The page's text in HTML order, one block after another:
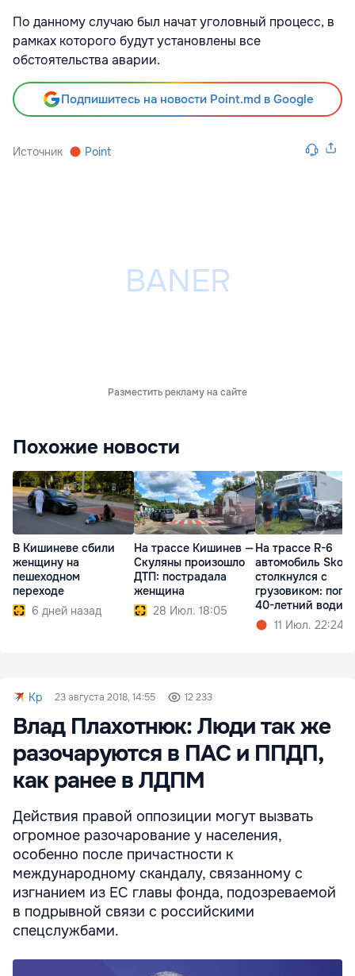
По данному случаю был начат уголовный процесс, в
рамках которого будут установлены все
обстоятельства аварии.
Подпишитесь на новости Point.md в Google
Источник Point
Разместить рекламу на сайте
Похожие новости
В Кишиневе сбили
женщину на
пешеходном
переходе
6 дней назад
На трассе Кишинев —
Скуляны произошло
ДТП: пострадала
женщина
28 Июл. 18:05
На трассе R-6
автомобиль
столкнулся с
грузовиком:
40-летний
11 Июл. 22:24
Kp 23 августа 2018, 14:55 12 233
Влад Плахотнюк: Люди так же
разочаруются в ПАС и ППДП,
как ранее в ЛДПМ
Действия правой оппозиции могут вызвать
огромное разочарование у населения,
особенно после причастности к
международному скандалу, связанному с
изгнанием из ЕС главы фонда, подозреваемой
в подрывной связи с российскими
спецслужбами.